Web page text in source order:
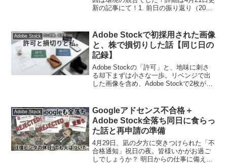
新の記事にて！1. 前日の振り返り（2026
費やしました。分析基盤の整備（20
分）...
Adobe Stock
Adobe Stockで初採用された画像
と、株で損切りした話【同じ日の
記録】
Adobe Stockの「許可」と、地味に刺さ
る却下まずは小さな一歩。リベンジで出
した画像を含め、Adobe Stockで2枚が採
嬉しいですね。でも、同時に出した他の
画...
Adobe Stock
Googleアドセンス不合格＋
Adobe Stock全落ち同日に食らっ
た話と再申請の準備
4月29日、凪の夕方に突きつけられた「不
合格通知」祝日の夜。皆様いかがお過ご
しでしょうか？ 明日からの仕事に備え、